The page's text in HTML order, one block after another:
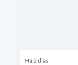
Há 2 dias